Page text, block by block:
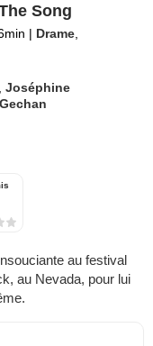
Song
| Drame
Joséphine
au festival
au Nevada, pour lui